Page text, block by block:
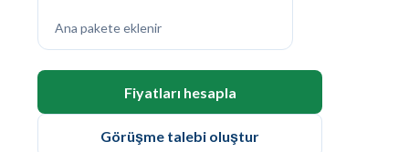
Ana pakete eklenir
Fiyatları hesapla
Görüşme talebi oluştur